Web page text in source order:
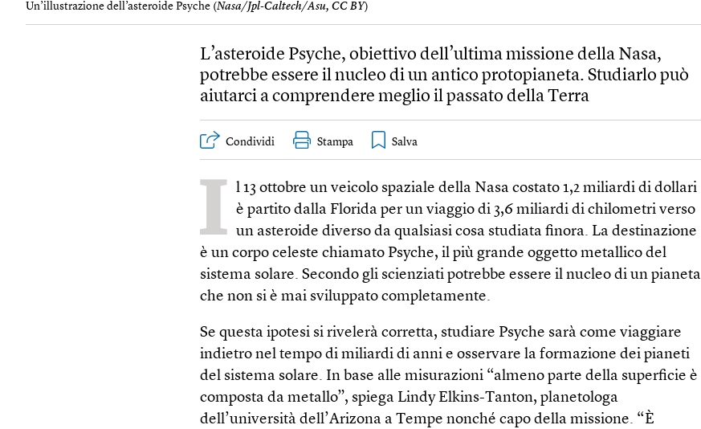
Un’illustrazione dell’asteroide Psyche (Nasa/Jpl-Caltech/Asu, CC BY)
L’asteroide Psyche, obiettivo dell’ultima missione della Nasa,
potrebbe essere il nucleo di un antico protopianeta. Studiarlo può
aiutarci a comprendere meglio il passato della Terra
Condividi Stampa
I l 13 ottobre un veicolo spaziale della Nasa costato 1,2 miliardi di dollari
è partito dalla Florida per un viaggio di 3,6 miliardi di chilometri verso
un asteroide diverso da qualsiasi cosa studiata finora. La destinazione
è un corpo celeste chiamato Psyche, il più grande oggetto metallico del
sistema solare. Secondo gli scienziati potrebbe essere il nucleo di un pianeta
che non si è mai sviluppato completamente.
Se questa ipotesi si rivelerà corretta, studiare Psyche sarà come viaggiare
indietro nel tempo di miliardi di anni e osservare la formazione dei pianeti
del sistema solare. In base alle misurazioni “almeno parte della superficie è
composta da metallo”, spiega Lindy Elkins-Tanton, planetologa
dell’università dell’Arizona a Tempe nonché capo della missione. “È